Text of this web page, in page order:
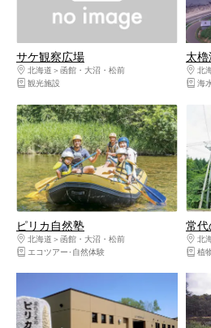
サケ観察広場
北海道
函館・大沼・松前
観光施設
太
北
海
ピリカ自然塾
北海道
函館・大沼・松前
エコツアー･自然体験
常
北
植